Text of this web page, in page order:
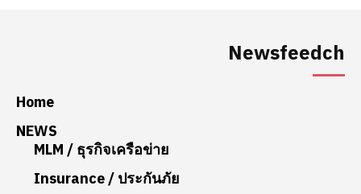
Newsfeedch
Home
NEWS
MLM / ธุรกิจเครือข่าย
Insurance / ประกันภัย